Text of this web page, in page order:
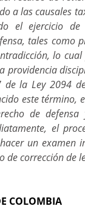
a las causales
el ejercicio
tales como
lo
providencia
la Ley 2094
este término,
de
el
un examen
de corrección de
COLOMBIA